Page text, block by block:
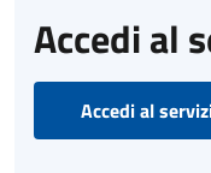
Accedi al
Accedi al